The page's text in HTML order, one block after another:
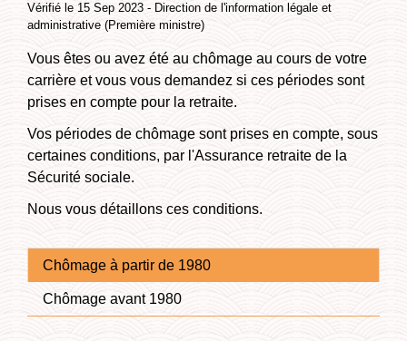
Vérifié le 15 Sep 2023 - Direction de l'information légale et
administrative (Première ministre)
Vous êtes ou avez été au chômage au cours de votre
carrière et vous vous demandez si ces périodes sont
prises en compte pour la retraite.
Vos périodes de chômage sont prises en compte, sous
certaines conditions, par l'Assurance retraite de la
Sécurité sociale.
Nous vous détaillons ces conditions.
Chômage à partir de 1980
Chômage avant 1980